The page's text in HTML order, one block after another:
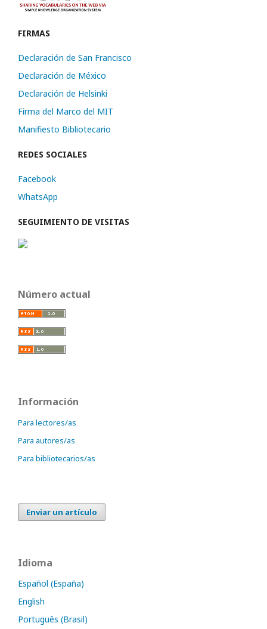
FIRMAS
Declaración de San Francisco
Declaración de México
Declaración de Helsinki
Firma del Marco del MIT
Manifiesto Bibliotecario
REDES SOCIALES
Facebook
WhatsApp
SEGUIMIENTO DE VISITAS
Número actual
Información
Para lectores/as
Para autores/as
Para bibliotecarios/as
Enviar un artículo
Idioma
Español (España)
English
Português (Brasil)